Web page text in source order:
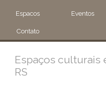
Espacos Eventos
Contato
Espaços culturais
RS